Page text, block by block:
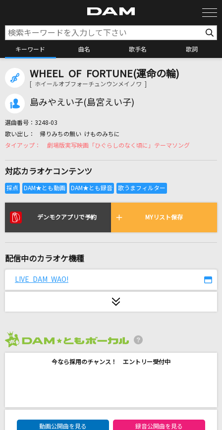
キーワード 曲名 歌手名 歌詞
カラオケ検索
カラオケ店舗検索
カラオケリクエスト
リアルタイムで歌われている曲の一覧
[生音]今日もサクラ舞う暁に
ワールドイズマイン
supercell feat.初音ミク
海の幽霊(ビデオクリップバージョン)
米津玄師
WHEEL OF FORTUNE(運命の輪)
[ ホイールオブフォーチュンウンメイノワ ]
島みやえい子(島宮えい子)
選曲番号： 3248-03
帰りみちの無い けものみちに
劇場版実写映画「ひぐらしのなく頃に」テーマソング
対応カラオケコンテンツ
デンモクアプリで予約 MYリスト保存
配信中のカラオケ機種
LIVE DAM WAO!
今なら採用のチャンス！ エントリー受付中
DAM★ともボーカルエントリーランキング
動画公開曲を見る
録音公開曲を見る